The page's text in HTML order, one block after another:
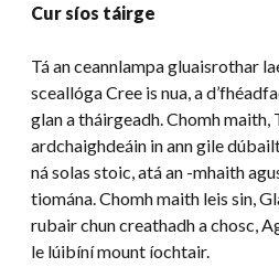
Cur síos táirge
Tá an ceannlampa gluaisrothar
sceallóga Cree is nua, a
glan a tháirgeadh. Chomh maith,
ardchaighdeáin in ann gile
ná solas stoic, atá an -mhaith
tiomána. Chomh maith leis sin,
rubair chun creathadh a chosc,
le lúibíní mount íochtair.